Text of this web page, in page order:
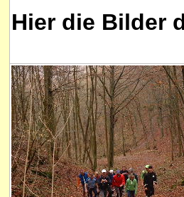
Hier die Bilder